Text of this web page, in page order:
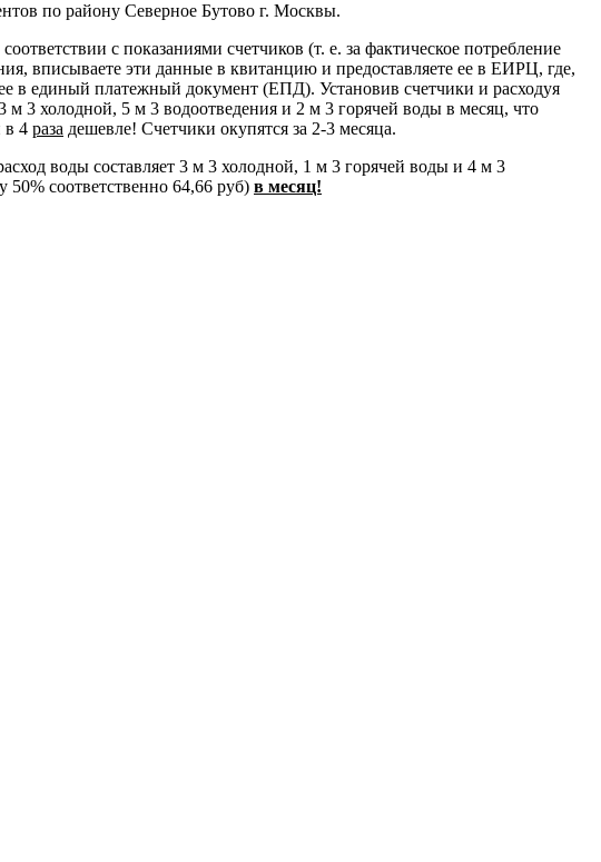
по району Северное Бутово г. Москвы.
с показаниями счетчиков (т. е. за фактическое потребление
вписываете эти данные в квитанцию и предоставляете ее в ЕИРЦ, где,
в единый платежный документ (ЕПД). Установив счетчики и расходуя
м 3 холодной, 5 м 3 водоотведения и 2 м 3 горячей воды в месяц, что
в 4 раза дешевле! Счетчики окупятся за 2-3 месяца.
воды составляет 3 м 3 холодной, 1 м 3 горячей воды и 4 м 3
50% соответственно 64,66 руб) в месяц!